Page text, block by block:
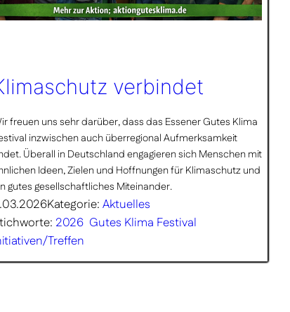
verbindet
freuen uns sehr darüber, dass das Essener Gutes Klima
inzwischen auch überregional Aufmerksamkeit
Überall in Deutschland engagieren sich Menschen mit
Ideen, Zielen und Hoffnungen für Klimaschutz und
gutes gesellschaftliches Miteinander.
Kategorie: Aktuelles
2026 Gutes Klima Festival
Treffen